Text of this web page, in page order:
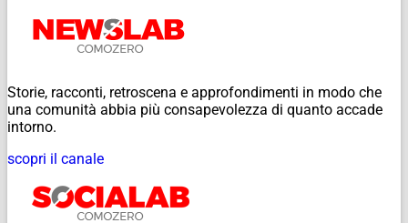
Storie, racconti, retroscena e approfondimenti in modo che
una comunità abbia più consapevolezza di quanto accade
intorno.
scopri il canale